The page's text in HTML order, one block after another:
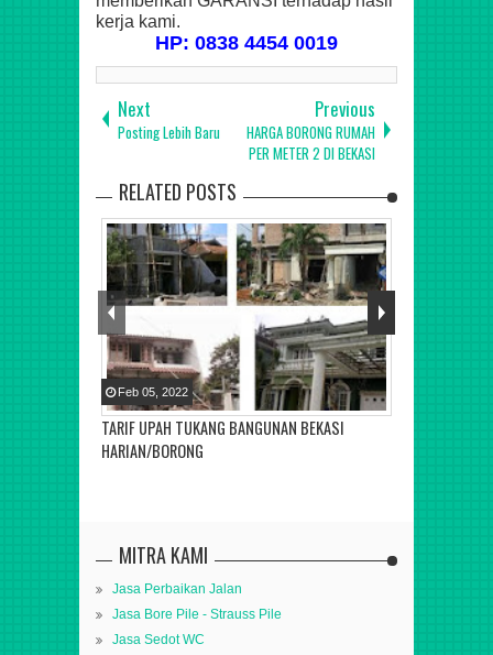
kerja kami.
HP: 0838 4454 0019
Next
Posting Lebih Baru
Previous
HARGA BORONG RUMAH
PER METER 2 DI BEKASI
RELATED POSTS
TARIF UPAH TUKANG BANGUNAN BEKASI
HARIAN/BORONG
Feb 05 2022
MITRA KAMI
Jasa Perbaikan Jalan
Jasa Bore Pile - Strauss Pile
Jasa Sedot WC